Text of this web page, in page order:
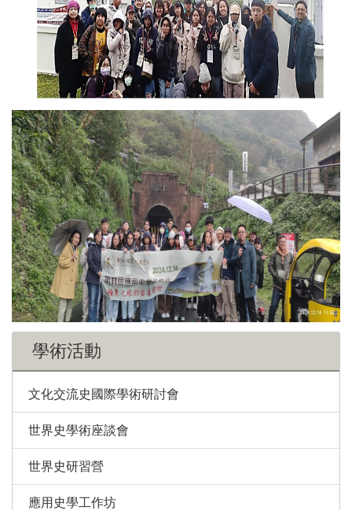
學術活動
文化交流史國際學術研討會
世界史學術座談會
世界史研習營
應用史學工作坊